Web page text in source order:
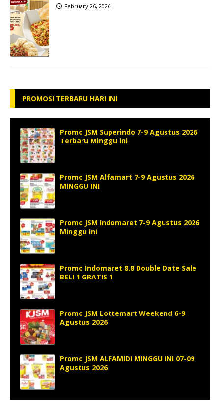
February 26, 2026
PROMOSI TERBARU HARI INI
Promo JSM Superindo 7-9 Agustus 2026
Terbaru Minggu ini
Promo JSM Alfamart 7-9 Agustus 2026
MINGGU INI
Promo JSM Indomaret 7-9 Agustus 2026
Minggu Ini
Promo Indomaret 8.8 Double Date Sale
BELI 1 GRATIS 1
Promo JSM Lottemart Weekend 6-9
Agustus 2026
Promo JSM ALFAMIDI MINGGU INI 07-09
Agustus 2026